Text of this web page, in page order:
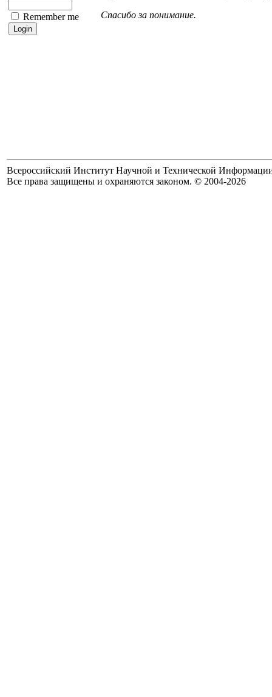
Remember me
Спасибо за понимание.
Всероссийский Институт Научной и Технической
Все права защищены и охраняются законом. © 2004-2026